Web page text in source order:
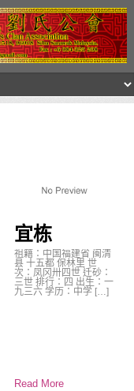
宜栋
祖籍：中国福建省 闽清
县 十五都 保林里 世
次：凤冈卅四世 迁砂：
三世 排行：四 出生：一
九三六 学历：中学 […]
Read More